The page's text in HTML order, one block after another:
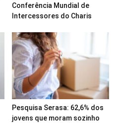
Conferência Mundial de
Intercessores do Charis
Pesquisa Serasa: 62,6% dos
jovens que moram sozinho